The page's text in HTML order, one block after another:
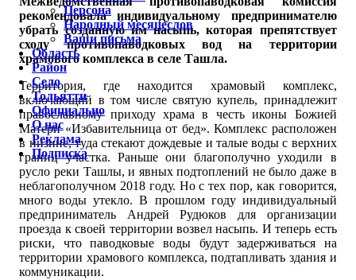
рекомендовала индивидуальному предпринимателю
убрать созданную им насыпь, которая препятствует
сходу противопаводковых вод на территории
храмового комплекса в селе Ташла.
Территория, где находится храмовый комплекс,
включающий в том числе святую купель, принадлежит
православному приходу храма в честь иконы Божией
Матери «Избавительница от бед». Комплекс расположен
в низине, туда стекают дождевые и талые воды с верхних
границ участка. Раньше они благополучно уходили в
русло реки Ташлы, и явных подтоплений не было даже в
неблагополучном 2018 году. Но с тех пор, как говорится,
много воды утекло. В прошлом году индивидуальный
предприниматель Андрей Рудюков для организации
проезда к своей территории возвел насыпь. И теперь есть
риски, что паводковые воды будут задерживаться на
территории храмового комплекса, подтапливать здания и
коммуникации.
Персона
Народный месяцеслов
Ваши письма
Область
Район
Село
Тольятти
Официально
О нас
Реклама
Подписка